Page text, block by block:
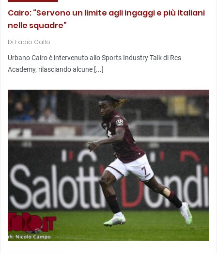
Cairo: “Servono un limite agli ingaggi e più italiani
nelle squadre”
Di Fabio Gallo
Urbano Cairo è intervenuto allo Sports Industry Talk di Rcs
Academy, rilasciando alcune [...]